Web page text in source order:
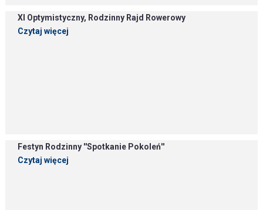
XI Optymistyczny, Rodzinny Rajd Rowerowy
Czytaj więcej
Festyn Rodzinny ''Spotkanie Pokoleń''
Czytaj więcej